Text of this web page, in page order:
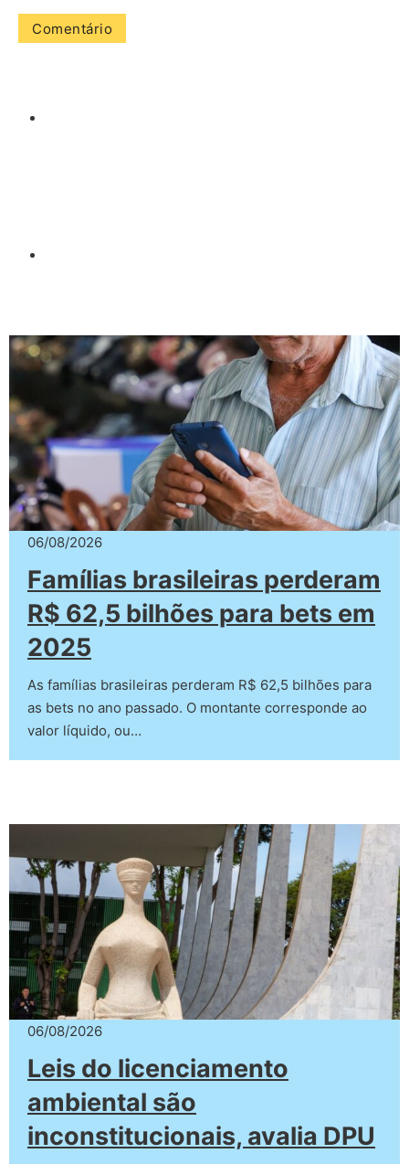
06/08/2026
Famílias brasileiras perderam
R$ 62,5 bilhões para bets em
2025
As famílias brasileiras perderam R$ 62,5 bilhões para
as bets no ano passado. O montante corresponde ao
valor líquido, ou…
06/08/2026
Leis do licenciamento
ambiental são
inconstitucionais, avalia DPU